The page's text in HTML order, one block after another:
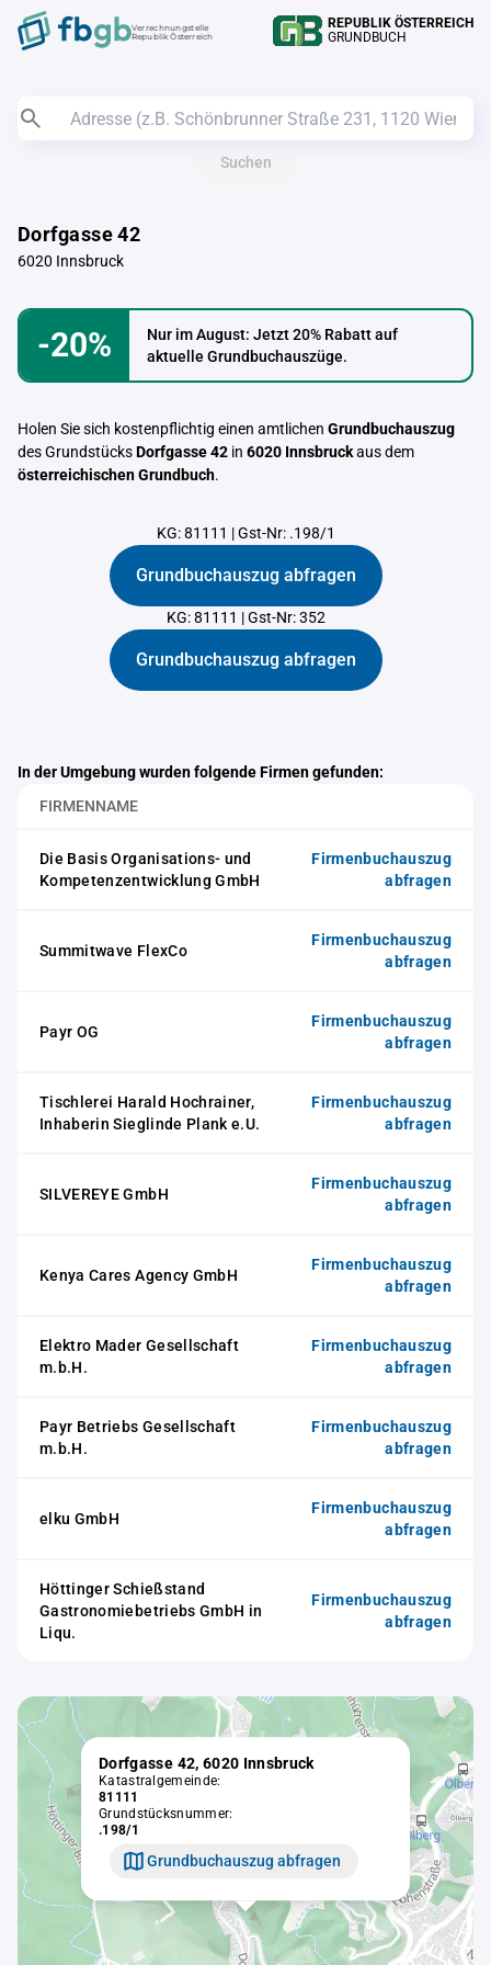
Verrechnungstelle
Republik Österreich
REPUBLIK ÖSTERREICH
GRUNDBUCH
Suchen
Dorfgasse 42
6020 Innsbruck
-20%
Nur im August: Jetzt 20% Rabatt auf
aktuelle Grundbuchauszüge.
Holen Sie sich kostenpflichtig einen amtlichen Grundbuchauszug
des GrundstücksDorfgasse 42 in 6020 Innsbruckaus dem
österreichischen Grundbuch.
KG: 81111 |Gst-Nr: .198/1
Grundbuchauszug abfragen
KG: 81111 |Gst-Nr: 352
Grundbuchauszug abfragen
In der Umgebung wurden folgende Firmen gefunden:
FIRMENNAME
Die Basis Organisations- und
Kompetenzentwicklung GmbH
Firmenbuchauszug
abfragen
Summitwave FlexCo
Firmenbuchauszug
abfragen
Payr OG
Firmenbuchauszug
abfragen
Tischlerei Harald Hochrainer,
Inhaberin Sieglinde Plank e.U.
Firmenbuchauszug
abfragen
SILVEREYE GmbH
Firmenbuchauszug
abfragen
Kenya Cares Agency GmbH
Firmenbuchauszug
abfragen
Elektro Mader Gesellschaft
m.b.H.
Firmenbuchauszug
abfragen
Payr Betriebs Gesellschaft
m.b.H.
Firmenbuchauszug
abfragen
elku GmbH
Firmenbuchauszug
abfragen
Höttinger Schießstand
Gastronomiebetriebs GmbH in
Liqu.
Firmenbuchauszug
abfragen
Dorfgasse 42, 6020 Innsbruck
Katastralgemeinde:
81111
Grundstücksnummer:
.198/1
Grundbuchauszug abfragen